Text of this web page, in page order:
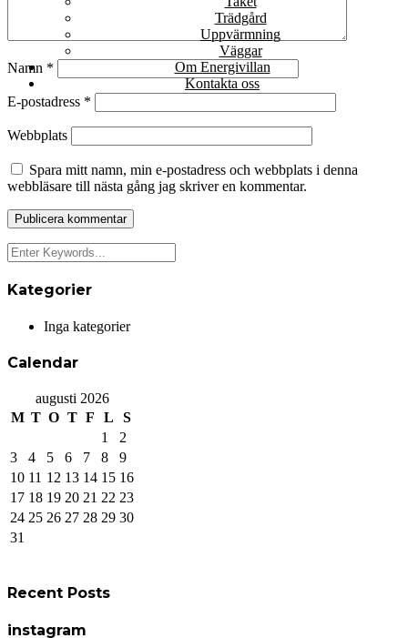
Trädgård
Uppvärmning
Väggar
Om Energivillan
Kontakta oss
Namn *
E-postadress *
Webbplats
Spara mitt namn, min e-postadress och webbplats i denna
webbläsare till nästa gång jag skriver en kommentar.
Kategorier
Inga kategorier
Calendar
augusti 2026
M T O T F L
S
1
2
3
4 5 6 7 8
9
10 11 12 13 14 15 16
17 18 19 20 21 22 23
24 25 26 27 28 29 30
31
Recent Posts
instagram